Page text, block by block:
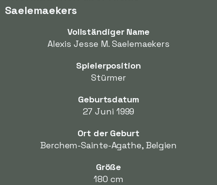
Saelemaekers
Vollständiger Name
Alexis Jesse M. Saelemaekers
Spielerposition
Stürmer
Geburtsdatum
27 Juni 1999
Ort der Geburt
Berchem-Sainte-Agathe, Belgien
Größe
180 cm